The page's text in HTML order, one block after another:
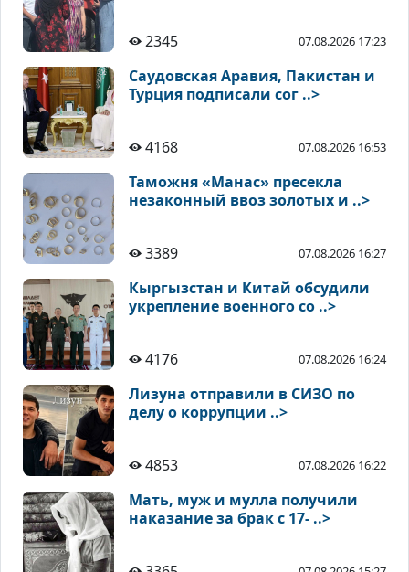
2345 07.08.2026 17:23
Саудовская Аравия, Пакистан и
Турция подписали сог ..>
4168 07.08.2026 16:53
Таможня «Манас» пресекла
незаконный ввоз золотых и ..>
3389 07.08.2026 16:27
Кыргызстан и Китай обсудили
укрепление военного со ..>
4176 07.08.2026 16:24
Лизуна отправили в СИЗО по
делу о коррупции ..>
4853 07.08.2026 16:22
Мать, муж и мулла получили
наказание за брак с 17- ..>